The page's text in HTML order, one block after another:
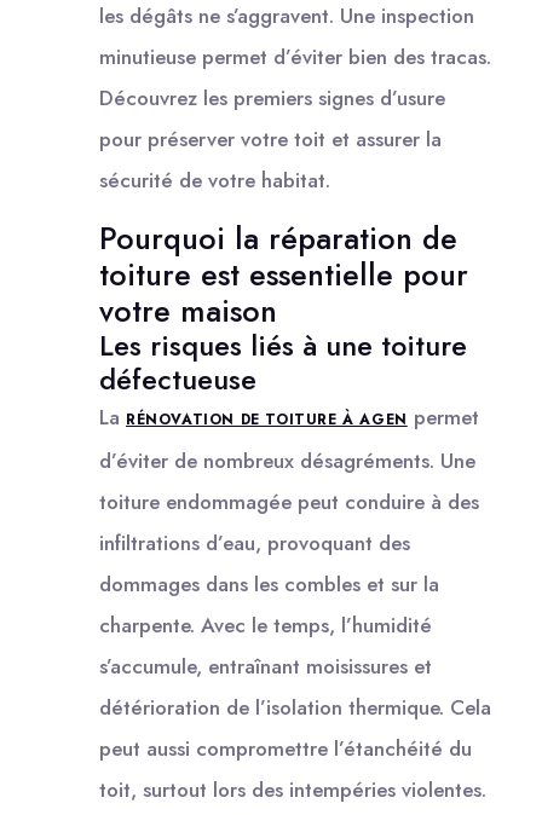
les dégâts ne s’aggravent. Une inspection
minutieuse permet d’éviter bien des tracas.
Découvrez les premiers signes d’usure
pour préserver votre toit et assurer la
sécurité de votre habitat.
Pourquoi la réparation de
toiture est essentielle pour
votre maison
Les risques liés à une toiture
défectueuse
La RÉNOVATION DE TOITURE À AGEN permet
d’éviter de nombreux désagréments. Une
toiture endommagée peut conduire à des
infiltrations d’eau, provoquant des
dommages dans les combles et sur la
charpente. Avec le temps, l’humidité
s’accumule, entraînant moisissures et
détérioration de l’isolation thermique. Cela
peut aussi compromettre l’étanchéité du
toit, surtout lors des intempéries violentes.